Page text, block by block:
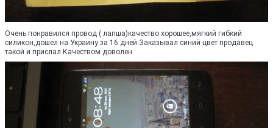
Очень понравился провод ( лапша)качество хорошее,мягкий гибкий
силикон,дошел на Украину за 16 дней.Заказывал синий цвет продавец
такой и прислал.Качеством доволен.